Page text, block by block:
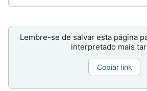
Lembre-se de salvar esta página
interpretado mais
Copiar link